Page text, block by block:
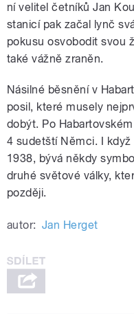
ní velitel četníků Jan
stanicí pak začal lynč
pokusu osvobodit svou
také vážně zraněn.
Násilné běsnění v
posil, které musely
dobýt. Po
4 sudetští Němci. I když
1938, bývá někdy
druhé světové války,
později.
autor: Jan Herget